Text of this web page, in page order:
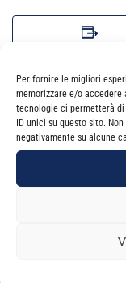
Per fornire le migliori
memorizzare e/o
tecnologie ci permetterà
ID unici su questo sito.
negativamente su alcune
DETTAGLI
Data: